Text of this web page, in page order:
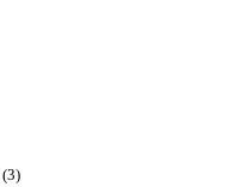
(3)